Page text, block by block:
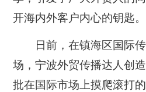
开海内外客户内心的钥匙。
日前，在镇海区国际传
场，宁波外贸传播达人创
批在国际市场上摸爬滚打